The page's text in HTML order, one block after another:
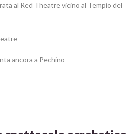
al Red Theatre vicino al Tempio del
ancora a Pechino